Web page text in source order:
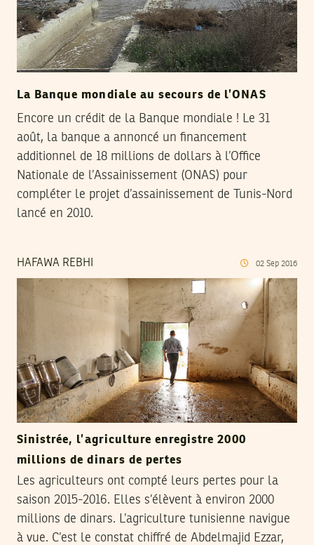
La Banque mondiale au secours de l’ONAS
Encore un crédit de la Banque mondiale ! Le 31
août, la banque a annoncé un financement
additionnel de 18 millions de dollars à l’Office
Nationale de l’Assainissement (ONAS) pour
compléter le projet d’assainissement de Tunis-Nord
lancé en 2010.
HAFAWA REBHI 02 Sep 2016
Sinistrée, l’agriculture enregistre 2000
millions de dinars de pertes
Les agriculteurs ont compté leurs pertes pour la
saison 2015-2016. Elles s’élèvent à environ 2000
millions de dinars. L’agriculture tunisienne navigue
à vue. C’est le constat chiffré de Abdelmajid Ezzar,